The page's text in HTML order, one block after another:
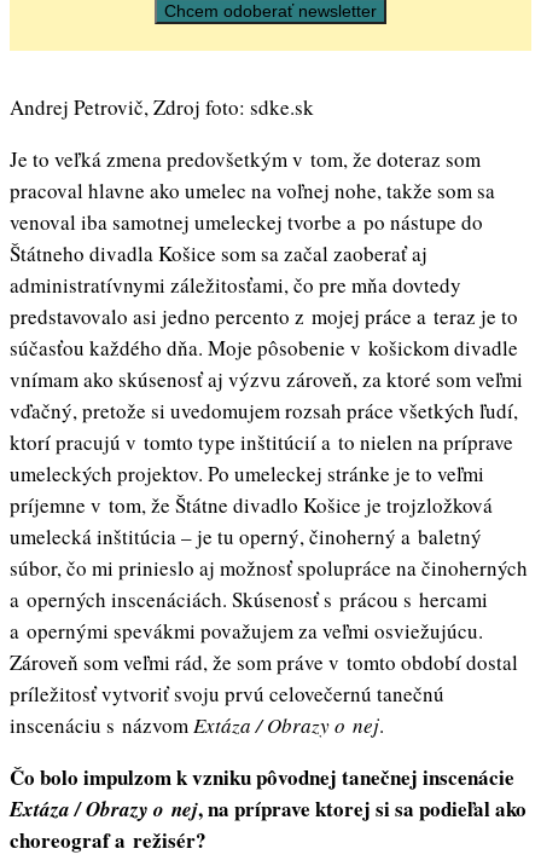
Andrej Petrovič, Zdroj foto: sdke.sk
Je to veľká zmena predovšetkým v tom, že doteraz som
pracoval hlavne ako umelec na voľnej nohe, takže som sa
venoval iba samotnej umeleckej tvorbe a po nástupe do
Štátneho divadla Košice som sa začal zaoberať aj
administratívnymi záležitosťami, čo pre mňa dovtedy
predstavovalo asi jedno percento z mojej práce a teraz je to
súčasťou každého dňa. Moje pôsobenie v košickom divadle
vnímam ako skúsenosť aj výzvu zároveň, za ktoré som veľmi
vďačný, pretože si uvedomujem rozsah práce všetkých ľudí,
ktorí pracujú v tomto type inštitúcií a to nielen na príprave
umeleckých projektov. Po umeleckej stránke je to veľmi
príjemne v tom, že Štátne divadlo Košice je trojzložková
umelecká inštitúcia – je tu operný, činoherný a baletný
súbor, čo mi prinieslo aj možnosť spolupráce na činoherných
a operných inscenáciách. Skúsenosť s prácou s hercami
a opernými spevákmi považujem za veľmi osviežujúcu.
Zároveň som veľmi rád, že som práve v tomto období dostal
príležitosť vytvoriť svoju prvú celovečernú tanečnú
inscenáciu s názvomExtáza / Obrazy o nej.
Čo bolo impulzom k vzniku pôvodnej tanečnej inscenácie
Extáza / Obrazy o nej, na príprave ktorej si sa podieľal ako
choreograf a režisér?